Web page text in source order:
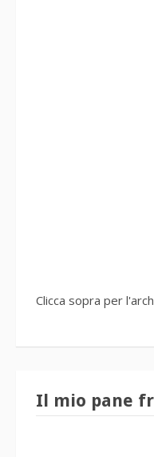
Clicca sopra per
Il mio pane